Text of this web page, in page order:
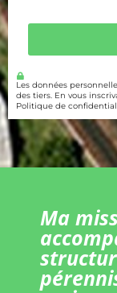
Les données
des tiers. En vous
Politique de
Ma